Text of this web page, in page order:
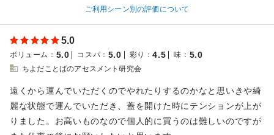
ご利用シーン別の評価について
5.0
ボリューム ： 5.0 コスパ ： 5.0 彩り ：4.5 味 ： 5.0
ちよだことばのアセスメント研究会
遠くから運んでいただくのでやれたりするのかなと思いきや綺
麗な状態で運んでいただき、蓋を開けた時にテンションが上が
りました。お高いものなので個人的に買うのは難しいのですが